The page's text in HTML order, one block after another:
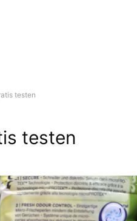
testen
testen